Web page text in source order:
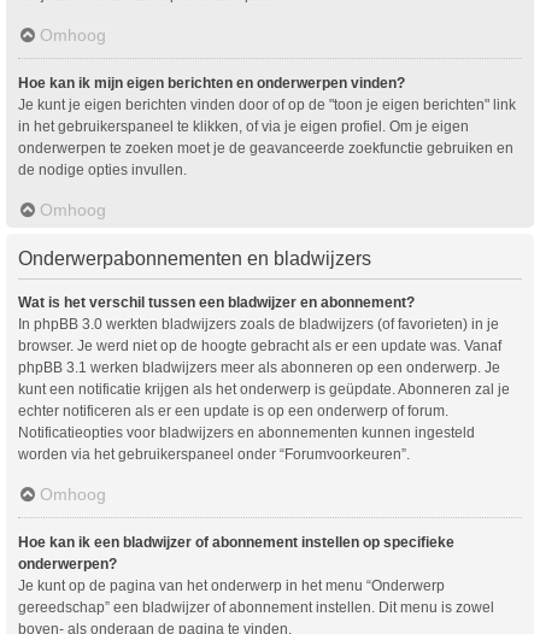
Omhoog
Hoe kan ik mijn eigen berichten en onderwerpen vinden?
Je kunt je eigen berichten vinden door of op de "toon je eigen berichten" link
in het gebruikerspaneel te klikken, of via je eigen profiel. Om je eigen
onderwerpen te zoeken moet je de geavanceerde zoekfunctie gebruiken en
de nodige opties invullen.
Omhoog
Onderwerpabonnementen en bladwijzers
Wat is het verschil tussen een bladwijzer en abonnement?
In phpBB 3.0 werkten bladwijzers zoals de bladwijzers (of favorieten) in je
browser. Je werd niet op de hoogte gebracht als er een update was. Vanaf
phpBB 3.1 werken bladwijzers meer als abonneren op een onderwerp. Je
kunt een notificatie krijgen als het onderwerp is geüpdate. Abonneren zal je
echter notificeren als er een update is op een onderwerp of forum.
Notificatieopties voor bladwijzers en abonnementen kunnen ingesteld
worden via het gebruikerspaneel onder “Forumvoorkeuren”.
Omhoog
Hoe kan ik een bladwijzer of abonnement instellen op specifieke
onderwerpen?
Je kunt op de pagina van het onderwerp in het menu “Onderwerp
gereedschap” een bladwijzer of abonnement instellen. Dit menu is zowel
boven- als onderaan de pagina te vinden.